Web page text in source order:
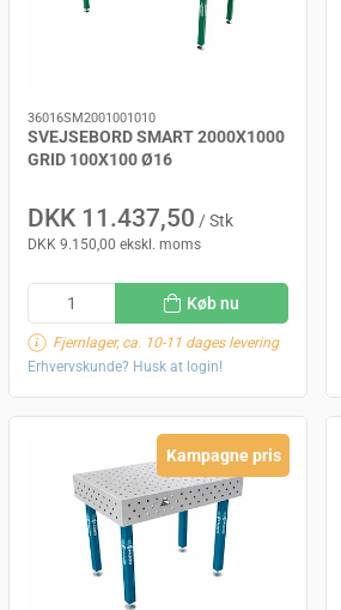
36016SM2001001010
SVEJSEBORD SMART 2000X1000
GRID 100X100 Ø16
DKK 11.437,50 / Stk
DKK 9.150,00 ekskl. moms
Køb nu
Fjernlager, ca. 10-11 dages levering
Erhvervskunde? Husk at login!
Kampagne pris